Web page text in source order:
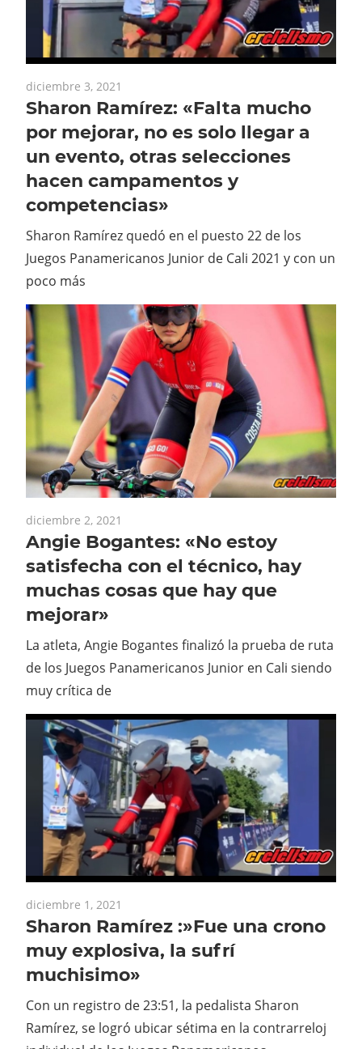
diciembre 3, 2021
Sharon Ramírez: «Falta mucho
por mejorar, no es solo llegar a
un evento, otras selecciones
hacen campamentos y
competencias»
Sharon Ramírez quedó en el puesto 22 de los
Juegos Panamericanos Junior de Cali 2021 y con un
poco más
diciembre 2, 2021
Angie Bogantes: «No estoy
satisfecha con el técnico, hay
muchas cosas que hay que
mejorar»
La atleta, Angie Bogantes finalizó la prueba de ruta
de los Juegos Panamericanos Junior en Cali siendo
muy crítica de
diciembre 1, 2021
Sharon Ramírez :»Fue una crono
muy explosiva, la sufrí
muchisimo»
Con un registro de 23:51, la pedalista Sharon
Ramírez, se logró ubicar sétima en la contrarreloj